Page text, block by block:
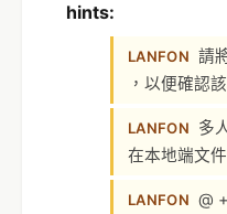
hints:
LANFON 請
，以便確認
LANFON
多
在本地端文
LANFON @